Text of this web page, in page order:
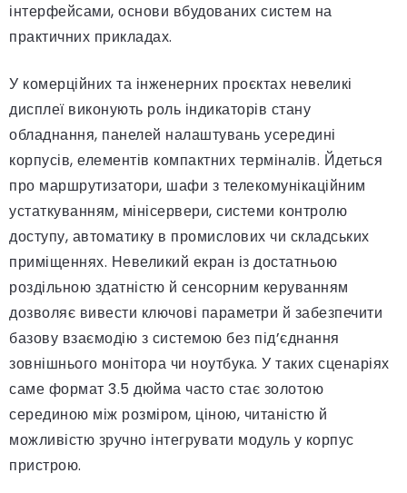
інтерфейсами, основи вбудованих систем на
практичних прикладах.
У комерційних та інженерних проєктах невеликі
дисплеї виконують роль індикаторів стану
обладнання, панелей налаштувань усередині
корпусів, елементів компактних терміналів. Йдеться
про маршрутизатори, шафи з телекомунікаційним
устаткуванням, мінісервери, системи контролю
доступу, автоматику в промислових чи складських
приміщеннях. Невеликий екран із достатньою
роздільною здатністю й сенсорним керуванням
дозволяє вивести ключові параметри й забезпечити
базову взаємодію з системою без під’єднання
зовнішнього монітора чи ноутбука. У таких сценаріях
саме формат 3.5 дюйма часто стає золотою
серединою між розміром, ціною, читаністю й
можливістю зручно інтегрувати модуль у корпус
пристрою.